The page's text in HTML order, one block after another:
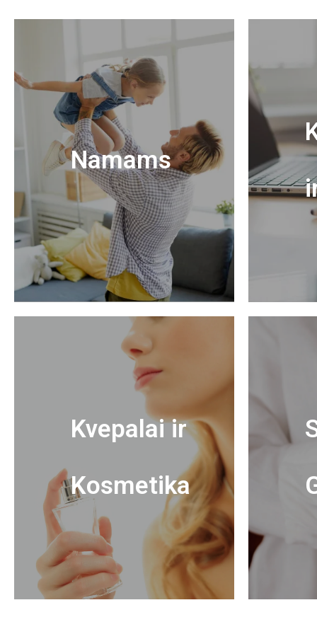
Namams
Kvepalai ir
Kosmetika